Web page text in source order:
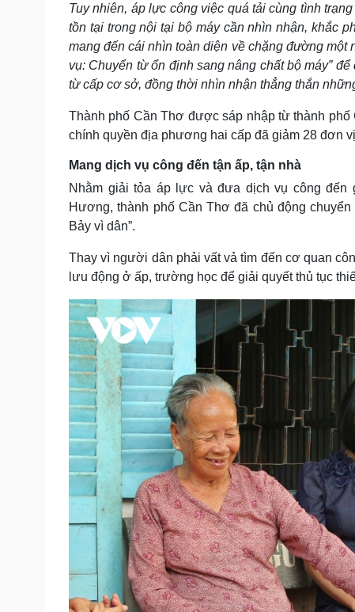
Tuy nhiên, áp lực công việc quá tải cùng tình
tồn tại trong nội tại bộ máy cần nhìn nhận, khắc
mang đến cái nhìn toàn diện về chặng đường
vụ: Chuyển từ ổn định sang nâng chất bộ máy”
từ cấp cơ sở, đồng thời nhìn nhận thẳng thắn
Thành phố Cần Thơ được sáp nhập từ thành
chính quyền địa phương hai cấp đã giảm 28 đơn
Mang dịch vụ công đến tận ấp, tận nhà
Nhằm giải tỏa áp lực và đưa dịch vụ công
Hương, thành phố Cần Thơ đã chủ động
Bảy vì dân”.
Thay vì người dân phải vất vả tìm đến cơ quan
lưu động ở ấp, trường học để giải quyết thủ tục